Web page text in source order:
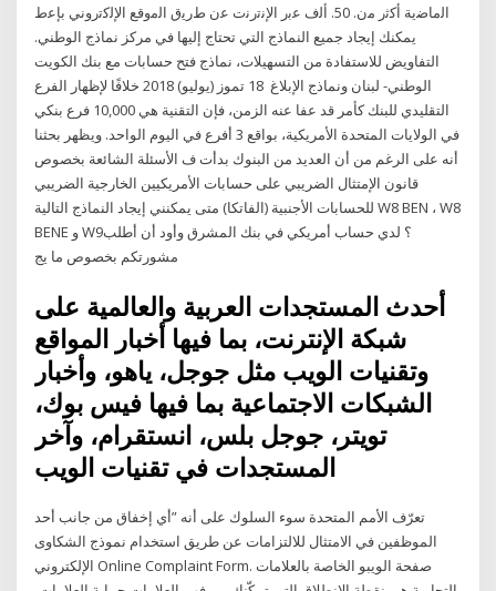
ﺍﻟﻣﺎﺿﻳﺔ ﺃﻛﺛﺭ ﻣﻥ. 50. ﺃﻟﻑ ﻋﺑﺭ ﺍﻹﻧﺗﺭﻧﺕ ﻋﻥ ﻁﺭﻳﻕ ﺍﻟﻣﻭﻗﻊ ﺍﻹﻟﻛﺗﺭﻭﻧﻲ ﺑﺈﻋﻁ
يمكنك إيجاد جميع النماذج التي تحتاج إليها في مركز نماذج الوطني.
التفاويض للاستفادة من التسهيلات، نماذج فتح حسابات مع بنك الكويت
الوطني- لبنان ونماذج الإبلاغ 18 تموز (يوليو) 2018 خلافًا لإظهار الفرع
التقليدي للبنك كأمر قد عفا عنه الزمن، فإن التقنية هي 10,000 فرع بنكي
في الولايات المتحدة الأمريكية، بواقع 3 أفرع في اليوم الواحد. ويظهر بحثنا
أنه على الرغم من أن العديد من البنوك بدأت ف الأسئلة الشائعة بخصوص
قانون الإمتثال الضريبي على حسابات الأمريكيين الخارجية الضريبي
للحسابات الأجنبية (الفاتكا) متى يمكنني إيجاد النماذج التالية W8 BEN ، W8
BENE و W9؟ لدي حساب أمريكي في بنك المشرق وأود أن أطلب
مشورتكم بخصوص ما يج
أحدث المستجدات العربية والعالمية على
شبكة الإنترنت، بما فيها أخبار المواقع
وتقنيات الويب مثل جوجل، ياهو، وأخبار
الشبكات الاجتماعية بما فيها فيس بوك،
تويتر، جوجل بلس، انستقرام، وآخر
المستجدات في تقنيات الويب
تعرّف الأمم المتحدة سوء السلوك على أنه ”أي إخفاق من جانب أحد
الموظفين في الامتثال للالتزامات عن طريق استخدام نموذج الشكاوى
الإلكتروني Online Complaint Form. صفحة الويبو الخاصة بالعلامات